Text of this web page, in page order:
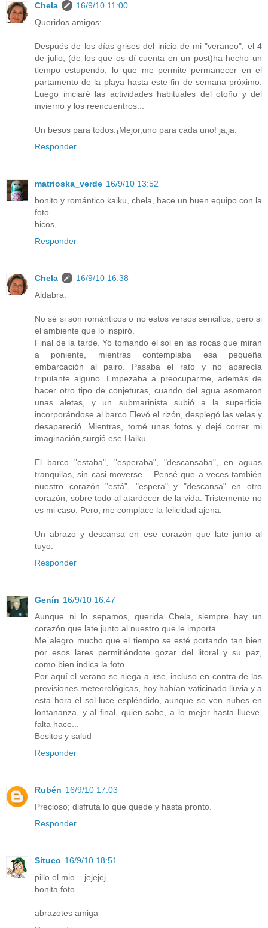
Chela
16/9/10 11:00
Queridos amigos:
Después de los días grises del inicio de mi "veraneo", el 4
de julio, (de los que os dí cuenta en un post)ha hecho un
tiempo estupendo, lo que me permite permanecer en el
partamento de la playa hasta este fin de semana próximo.
Luego iniciaré las actividades habituales del otoño y del
invierno y los reencuentros...
Un besos para todos.¡Mejor,uno para cada uno! ja,ja.
Responder
matrioska_verde 16/9/10 13:52
bonito y romántico kaiku, chela, hace un buen equipo con la
foto.
bicos,
Responder
Chela
16/9/10 16:38
Aldabra:
No sé si son románticos o no estos versos sencillos, pero si
el ambiente que lo inspiró.
Final de la tarde. Yo tomando el sol en las rocas que miran
a poniente, mientras contemplaba esa pequeña
embarcación al pairo. Pasaba el rato y no aparecía
tripulante alguno. Empezaba a preocuparme, además de
hacer otro tipo de conjeturas, cuando del agua asomaron
unas aletas, y un submarinista subió a la superficie
incorporándose al barco.Elevó el rizón, desplegó las velas y
desapareció. Mientras, tomé unas fotos y dejé correr mi
imaginación,surgió ese Haiku.
El barco "estaba", "esperaba", "descansaba", en aguas
tranquilas, sin casi moverse… Pensé que a veces también
nuestro corazón "está", "espera" y "descansa" en otro
corazón, sobre todo al atardecer de la vida. Tristemente no
es mi caso. Pero, me complace la felicidad ajena.
Un abrazo y descansa en ese corazón que late junto al
tuyo.
Responder
Genín 16/9/10 16:47
Aunque ni lo sepamos, querida Chela, siempre hay un
corazón que late junto al nuestro que le importa...
Me alegro mucho que el tiempo se esté portando tan bien
por esos lares permitiéndote gozar del litoral y su paz,
como bien indica la foto...
Por aquí el verano se niega a irse, incluso en contra de las
previsiones meteorológicas, hoy habían vaticinado lluvia y a
esta hora el sol luce espléndido, aunque se ven nubes en
lontananza, y al final, quien sabe, a lo mejor hasta llueve,
falta hace...
Besitos y salud
Responder
Rubén 16/9/10 17:03
Precioso; disfruta lo que quede y hasta pronto.
Responder
Situco 16/9/10 18:51
pillo el mio... jejejej
bonita foto
abrazotes amiga